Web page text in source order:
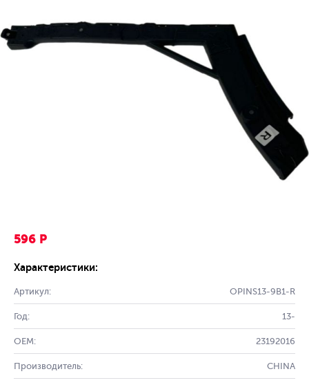
596 Р
Характеристики:
Артикул: OPINS13-9B1-R
Год: 13-
OEM: 23192016
Производитель: CHINA